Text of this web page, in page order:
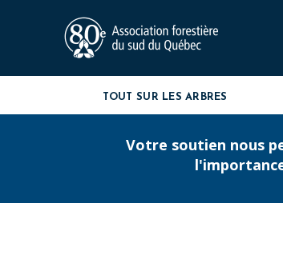
TOUT SUR LES ARBRES
Votre soutien nous